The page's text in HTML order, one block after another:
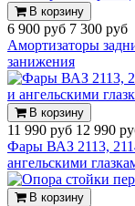
В корзину
6 900 руб 7 300 руб
Амортизаторы
занижения
В корзину
11 990 руб 12 990
Фары ВАЗ 2113,
ангельскими
В корзину